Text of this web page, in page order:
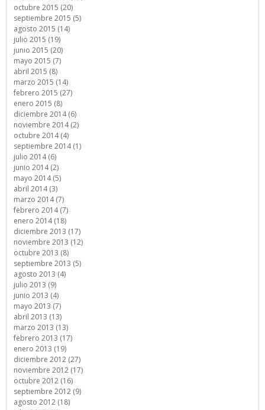
octubre 2015 (20)
septiembre 2015 (5)
agosto 2015 (14)
julio 2015 (19)
junio 2015 (20)
mayo 2015 (7)
abril 2015 (8)
marzo 2015 (14)
febrero 2015 (27)
enero 2015 (8)
diciembre 2014 (6)
noviembre 2014 (2)
octubre 2014 (4)
septiembre 2014 (1)
julio 2014 (6)
junio 2014 (2)
mayo 2014 (5)
abril 2014 (3)
marzo 2014 (7)
febrero 2014 (7)
enero 2014 (18)
diciembre 2013 (17)
noviembre 2013 (12)
octubre 2013 (8)
septiembre 2013 (5)
agosto 2013 (4)
julio 2013 (9)
junio 2013 (4)
mayo 2013 (7)
abril 2013 (13)
marzo 2013 (13)
febrero 2013 (17)
enero 2013 (19)
diciembre 2012 (27)
noviembre 2012 (17)
octubre 2012 (16)
septiembre 2012 (9)
agosto 2012 (18)